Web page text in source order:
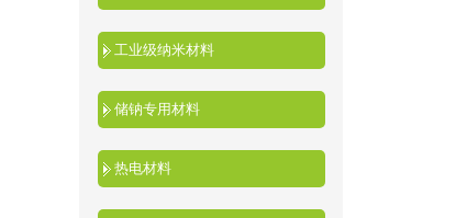
工业级纳米材料
储钠专用材料
热电材料